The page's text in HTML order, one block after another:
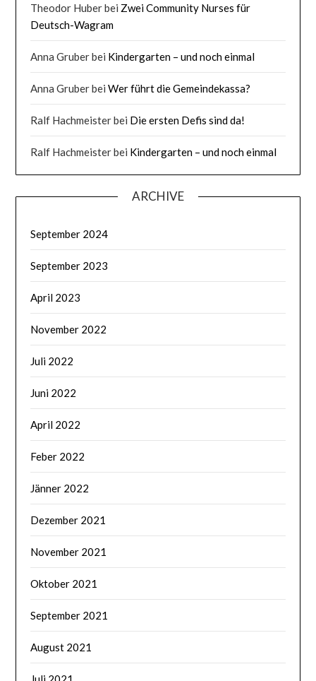
Theodor Huberbei Zwei Community Nurses für
Deutsch-Wagram
Anna Gruberbei Kindergarten – und noch einmal
Anna GruberbeiWer führt die Gemeindekassa?
Ralf Hachmeisterbei Die ersten Defis sind da!
Ralf Hachmeisterbei Kindergarten – und noch einmal
ARCHIVE
September 2024
September 2023
April 2023
November 2022
Juli 2022
Juni 2022
April 2022
Feber 2022
Jänner 2022
Dezember 2021
November 2021
Oktober 2021
September 2021
August 2021